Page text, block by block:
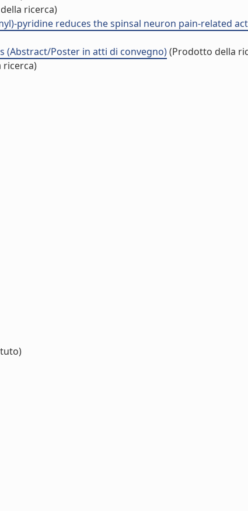
ricerca)
pyridine reduces the spinsal neuron pain-related
(Abstract/Poster in atti di convegno)(Prodotto della
ricerca)